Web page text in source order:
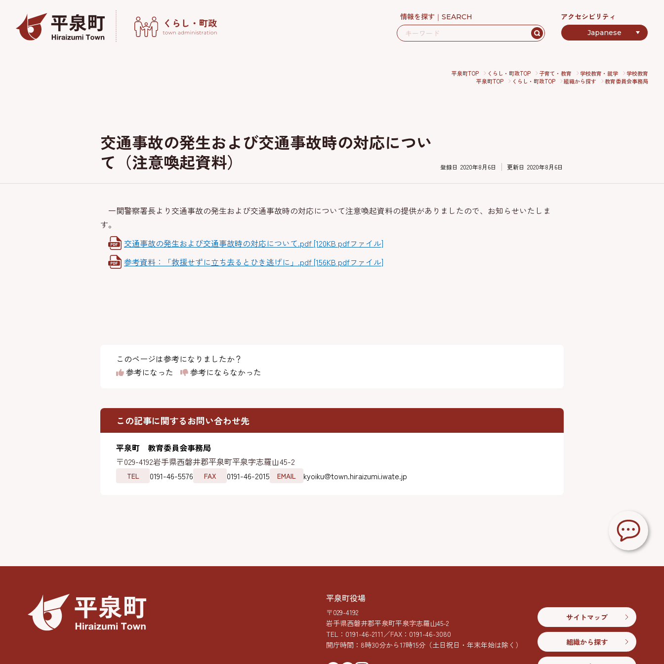
情報を探す SEARCH アクセシビリティ
平泉町TOP くらし・町政TOP 子育て・教育 学校教育・就学
学校教育
平泉町TOP
くらし・町政TOP 組織から探す 教育委員会事務局
交通事故の発生および交通事故時の対応につい
て（注意喚起資料）
登録日 2020年8月6日 更新日 2020年8月6日
一関警察署長より交通事故の発生および交通事故時の対応について注意喚起資料の提供がありましたので、お知らせいたしま
す。
交通事故の発生および交通事故時の対応について.pdf [120KB pdfファイル]
参考資料：「救援せずに立ち去るとひき逃げに」.pdf [156KB pdfファイル]
このページは参考になりましたか？
参考になった
参考にならなかった
この記事に関するお問い合わせ先
平泉町 教育委員会事務局
〒029-4192岩手県西磐井郡平泉町平泉字志羅山45-2
TEL 0191-46-5576 FAX 0191-46-2015 EMAIL kyoiku@town.hiraizumi.iwate.jp
平泉町役場
〒029-4192
岩手県西磐井郡平泉町平泉字志羅山45-2
TEL： 0191-46-2111／FAX：0191-46-3080
開庁時間：8時30分から17時15分 （土日祝日・年末年始は除く）
サイトマップ
組織から探す